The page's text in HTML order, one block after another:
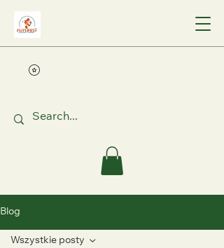
Blog
Wszystkie posty